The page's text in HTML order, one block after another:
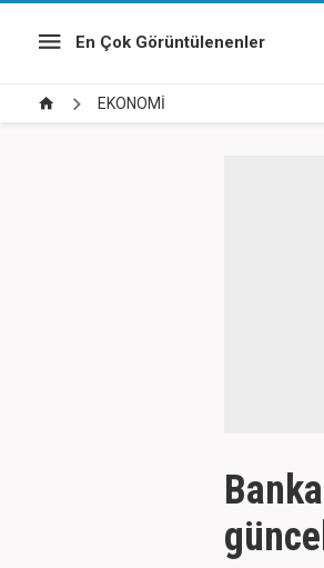
En Çok Görüntülenenler
EKONOMİ